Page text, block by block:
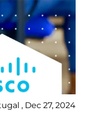
, Dec 27, 2024